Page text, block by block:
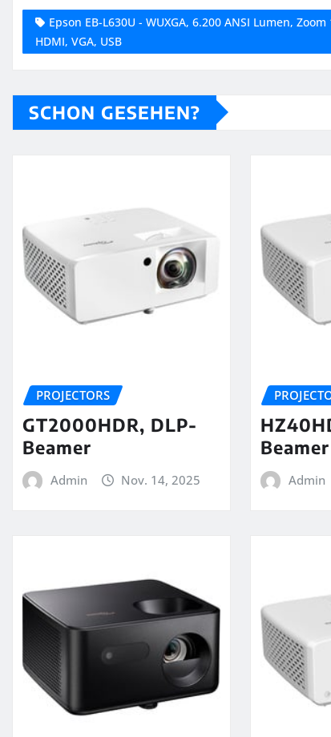
Epson EB-L630U - WUXGA, 6.200 ANSI Lumen,
HDMI, VGA, USB
SCHON GESEHEN?
PROJECTORS
GT2000HDR, DLP-
Beamer
Admin Nov. 14, 2025
Beamer
Admin